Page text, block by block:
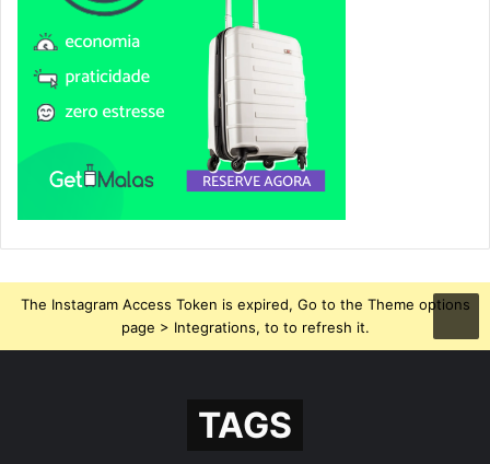
The Instagram Access Token is expired, Go to the Theme options
page > Integrations, to to refresh it.
TAGS